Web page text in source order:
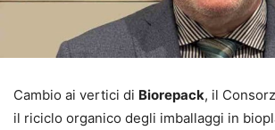
Cambio ai vertici di Biorepack, il
il riciclo organico degli imballaggi in